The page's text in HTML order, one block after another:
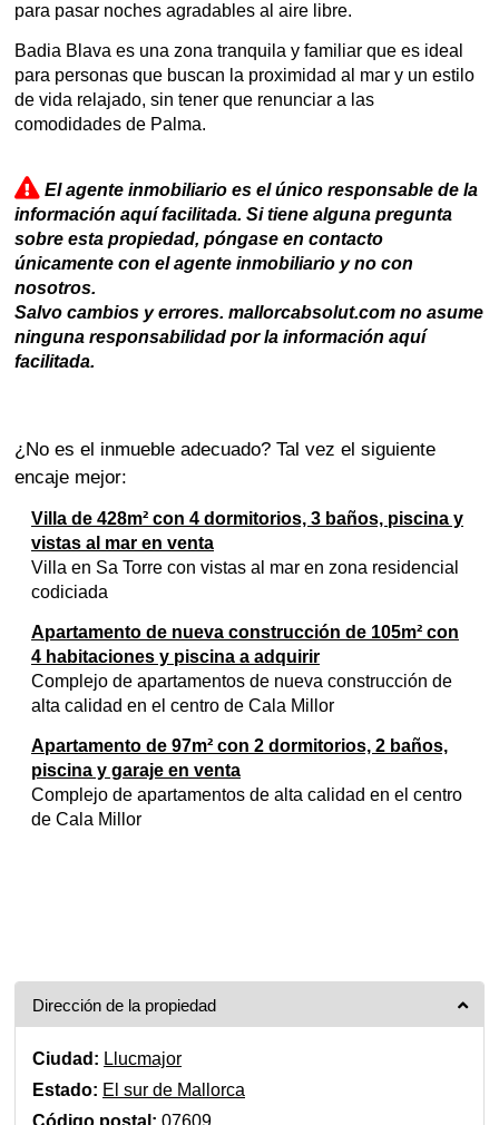
para pasar noches agradables al aire libre.
Badia Blava es una zona tranquila y familiar que es ideal
para personas que buscan la proximidad al mar y un estilo
de vida relajado, sin tener que renunciar a las
comodidades de Palma.
El agente inmobiliario es el único responsable de la
información aquí facilitada. Si tiene alguna pregunta
sobre esta propiedad, póngase en contacto
únicamente con el agente inmobiliario y no con
nosotros.
Salvo cambios y errores. mallorcabsolut.com no asume
ninguna responsabilidad por la información aquí
facilitada.
¿No es el inmueble adecuado? Tal vez el siguiente
encaje mejor:
Villa de 428m² con 4 dormitorios, 3 baños, piscina y
vistas al mar en venta
Villa en Sa Torre con vistas al mar en zona residencial
codiciada
Apartamento de nueva construcción de 105m² con
4 habitaciones y piscina a adquirir
Complejo de apartamentos de nueva construcción de
alta calidad en el centro de Cala Millor
Apartamento de 97m² con 2 dormitorios, 2 baños,
piscina y garaje en venta
Complejo de apartamentos de alta calidad en el centro
de Cala Millor
Dirección de la propiedad
Ciudad: Llucmajor
Estado: El sur de Mallorca
Código postal: 07609